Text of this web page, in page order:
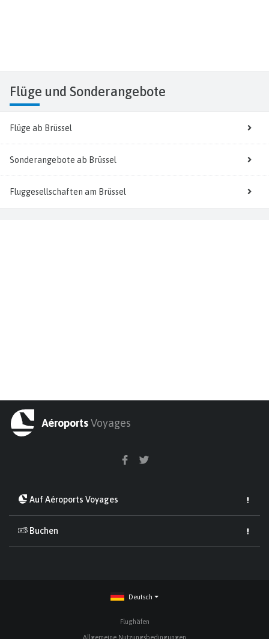
Flüge und Sonderangebote
Flüge ab Brüssel
Sonderangebote ab Brüssel
Fluggesellschaften am Brüssel
AéroportsVoyages
Auf Aéroports Voyages
Buchen
Deutsch
Flughäfen
Allgemeine Nutzungsbedingungen